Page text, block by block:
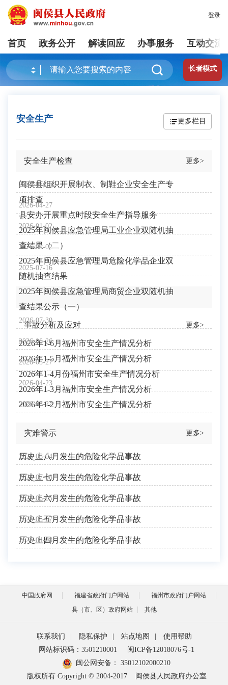
登录
首页 政务公开 解读回应 办事服务 互动交流
长者模式
安全生产 更多栏目
安全生产检查 更多>
2026-07-15
闽侯县组织开展制衣、制鞋企业安全生产专
项排查
2026-04-27
县安办开展重点时段安全生产指导服务
2026-01-02
2025年闽侯县应急管理局工业企业双随机抽
查结果（二）
2026-01-02
2025年闽侯县应急管理局危险化学品企业双
随机抽查结果
2025-07-16
2025年闽侯县应急管理局商贸企业双随机抽
查结果公示（一）
事故分析及应对 更多>
2026-07-30
2026年1-6月福州市安全生产情况分析
2026-06-26
2026年1-5月福州市安全生产情况分析
2026-05-27
2026年1-4月份福州市安全生产情况分析
2026-04-23
2026年1-3月福州市安全生产情况分析
2026-03-27
2026年1-2月福州市安全生产情况分析
灾难警示 更多>
2026-08-04
历史上八月发生的危险化学品事故
2026-07-08
历史上七月发生的危险化学品事故
2026-06-05
历史上六月发生的危险化学品事故
2026-05-07
历史上五月发生的危险化学品事故
2026-04-08
历史上四月发生的危险化学品事故
中国政府网 福建省政府门户网站
福州市政府门户网站
县（市、区）政府网站
其他
联系我们 隐私保护 站点地图
使用帮助
网站标识码：3501210001
闽ICP备12018076号-1
闽公网安备：
35012102000210
版权所有 Copyright © 2004-2017
闽侯县人民政府办公室